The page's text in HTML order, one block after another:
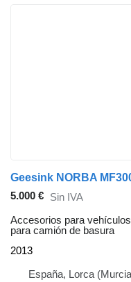
5.000 € Sin IVA
Accesorios para
para camión de basura
2013
España, Lorca